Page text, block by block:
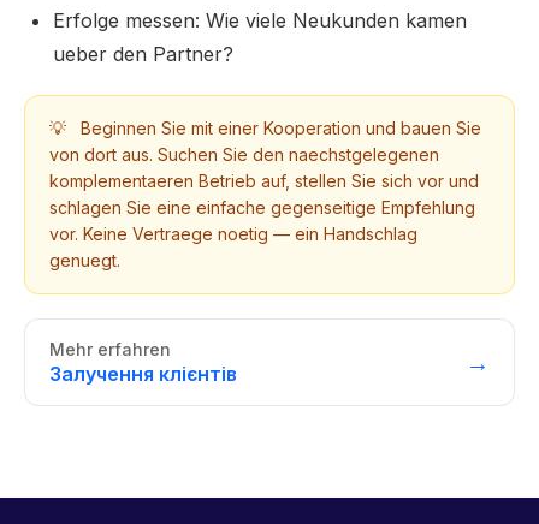
Erfolge messen: Wie viele Neukunden kamen
ueber den Partner?
💡
Beginnen Sie mit einer Kooperation und bauen Sie
von dort aus. Suchen Sie den naechstgelegenen
komplementaeren Betrieb auf, stellen Sie sich vor und
schlagen Sie eine einfache gegenseitige Empfehlung
vor. Keine Vertraege noetig — ein Handschlag
genuegt.
Mehr erfahren
Залучення клієнтів →